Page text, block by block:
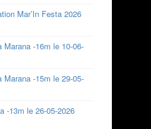
Mar’In Festa 2026
Marana -16m le 10-06-
Marana -15m le 29-05-
-13m le 26-05-2026